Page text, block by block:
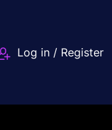
Log in / Register